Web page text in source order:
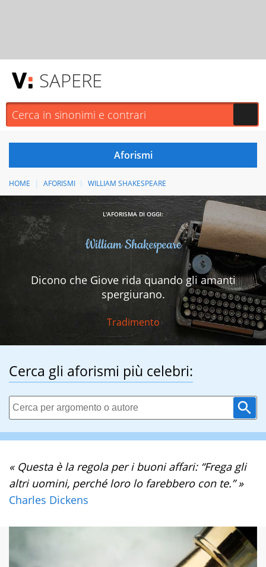
SAPERE
HOME AFORISMI WILLIAM SHAKESPEARE
L'AFORISMA DI OGGI:
William Shakespeare
Dicono che Giove rida quando gli amanti
spergiurano.
Tradimento
Cerca gli aforismi più celebri:
« Questa è la regola per i buoni affari: “Frega gli
altri uomini, perché loro lo farebbero con te.” »
Charles Dickens